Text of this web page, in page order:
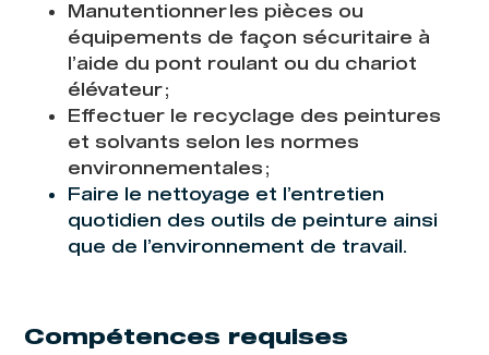
Manutentionner les pièces ou
équipements de façon sécuritaire à
l’aide du pont roulant ou du chariot
élévateur ;
Effectuer le recyclage des peintures
et solvants selon les normes
environnementales ;
Faire le nettoyage et l’entretien
quotidien des outils de peinture ainsi
que de l’environnement de travail.
Compétences requises